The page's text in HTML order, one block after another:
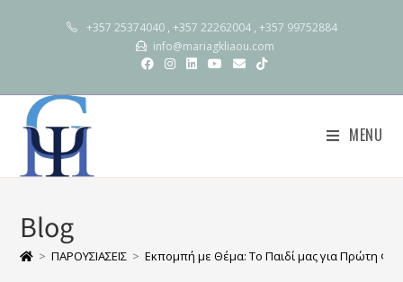
+357 25374040, +357 22262004, +357 99752884
info@mariagkliaou.com
MENU
Blog
> ΠΑΡΟΥΣΙΑΣΕΙΣ > Εκπομπή με Θέμα: Το Παιδί μας για Πρώτη